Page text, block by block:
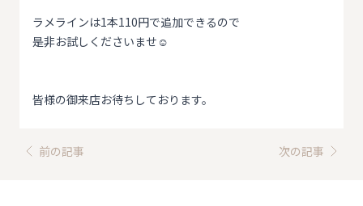
ラメラインは1本110円で追加できるので
是非お試しくださいませ☺️
皆様の御来店お待ちしております。
前の記事 次の記事